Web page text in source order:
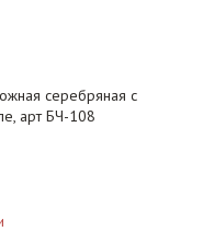
серебряная с
арт БЧ-108